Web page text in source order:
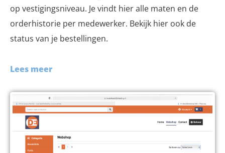
op vestigingsniveau. Je vindt hier alle maten en de
orderhistorie per medewerker. Bekijk hier ook de
status van je bestellingen.
Lees meer